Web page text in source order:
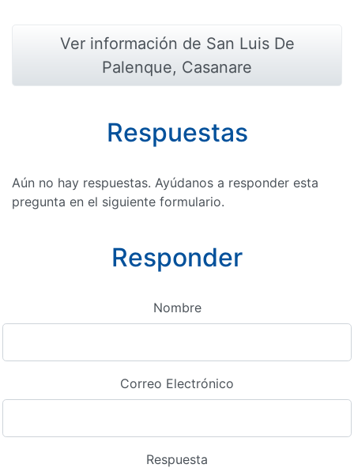
Ver información de San Luis De
Palenque, Casanare
Respuestas
Aún no hay respuestas. Ayúdanos a responder esta
pregunta en el siguiente formulario.
Responder
Nombre
Correo Electrónico
Respuesta